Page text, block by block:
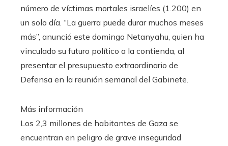
número de víctimas mortales israelíes (1.200) en
un solo día. “La guerra puede durar muchos meses
más”, anunció este domingo Netanyahu, quien ha
vinculado su futuro político a la contienda, al
presentar el presupuesto extraordinario de
Defensa en la reunión semanal del Gabinete.
Más información
Los 2,3 millones de habitantes de Gaza se
encuentran en peligro de grave inseguridad